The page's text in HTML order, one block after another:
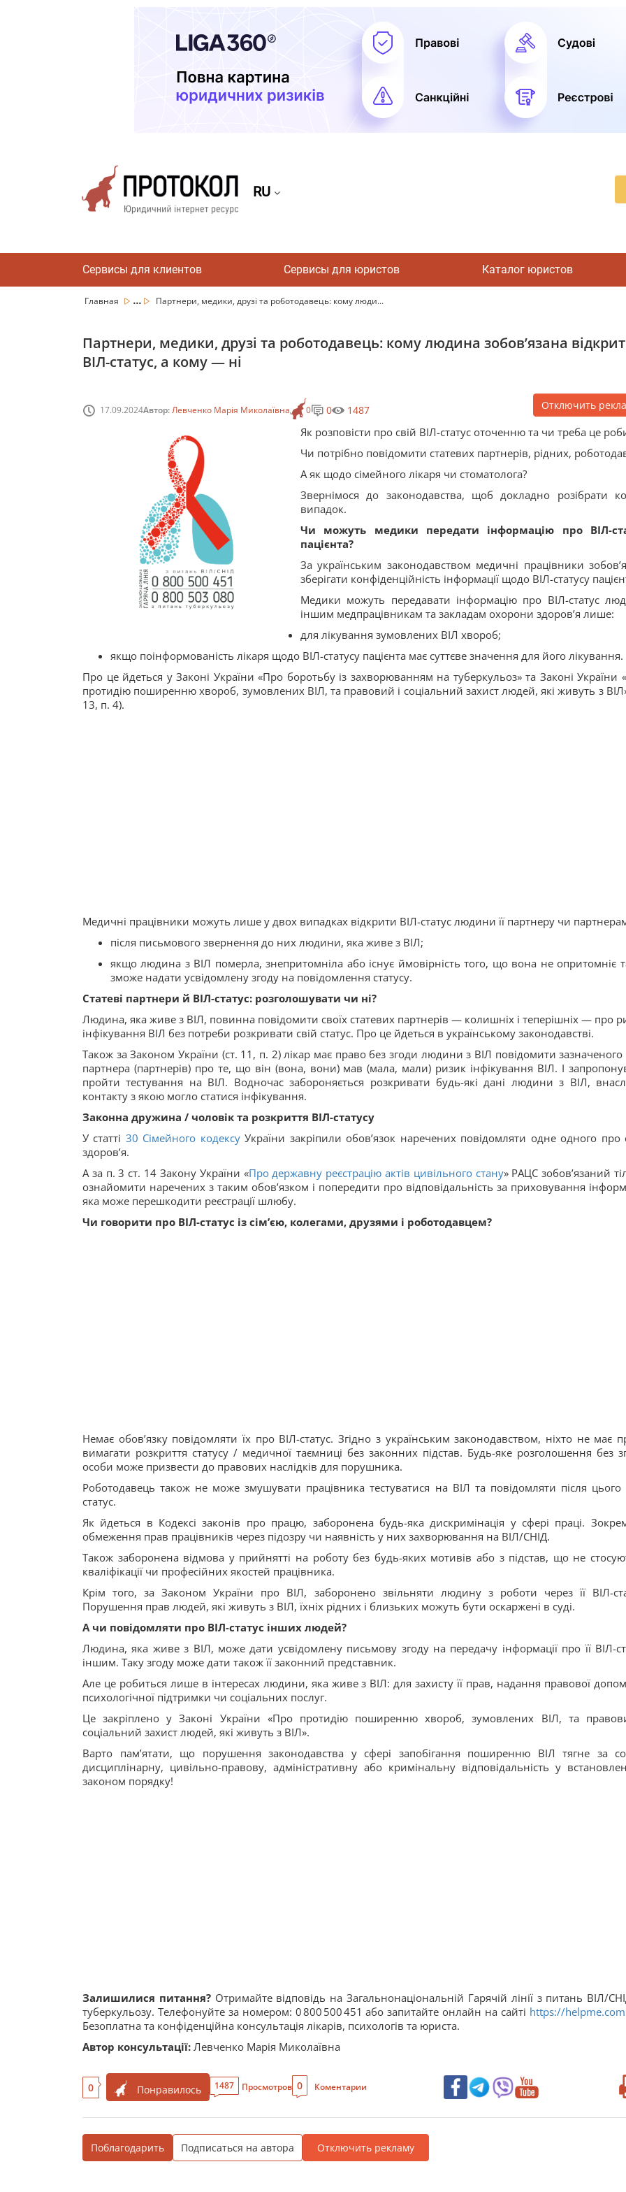
RU
Сервисы для клиентов Сервисы для юристов Каталог юристов
Главная ... Партнери, медики, друзі та роботодавець: кому люди...
Партнери, медики, друзі та роботодавець: кому людина зобов’язана
ВІЛ-статус, а кому — ні
17.09.2024Автор:Левченко Марія Миколаївна 0 0 1487 Отключить
Як розповісти про свій ВІЛ-статус оточенню та чи треба це
Чи потрібно повідомити статевих партнерів, рідних,
А як щодо сімейного лікаря чи стоматолога?
Звернімося до законодавства, щоб докладно розібрати
випадок.
Чи можуть медики передати інформацію про ВІЛ-
пацієнта?
За українським законодавством медичні працівники
зберігати конфіденційність інформації щодо ВІЛ-статусу
Медики можуть передавати інформацію про ВІЛ-статус
іншим медпрацівникам та закладам охорони здоров’я лише:
для лікування зумовлених ВІЛ хвороб;
якщо поінформованість лікаря щодо ВІЛ-статусу пацієнта має суттєве значення для його лікування.
Про це йдеться у Законі України «Про боротьбу із захворюванням на туберкульоз» та Законі України
протидію поширенню хвороб, зумовлених ВІЛ, та правовий і соціальний захист людей, які живуть з
13, п. 4).
Медичні працівники можуть лише у двох випадках відкрити ВІЛ-статус людини її партнеру чи
після письмового звернення до них людини, яка живе з ВІЛ;
якщо людина з ВІЛ померла, знепритомніла або існує ймовірність того, що вона не опритомніє
зможе надати усвідомлену згоду на повідомлення статусу.
Статеві партнери й ВІЛ-статус: розголошувати чи ні?
Людина, яка живе з ВІЛ, повинна повідомити своїх статевих партнерів — колишніх і теперішніх — про
інфікування ВІЛ без потреби розкривати свій статус. Про це йдеться в українському законодавстві.
Також за Законом України (ст. 11, п. 2) лікар має право без згоди людини з ВІЛ повідомити
партнера (партнерів) про те, що він (вона, вони) мав (мала, мали) ризик інфікування ВІЛ. І
пройти тестування на ВІЛ. Водночас забороняється розкривати будь-які дані людини з ВІЛ,
контакту з якою могло статися інфікування.
Законна дружина / чоловік та розкриття ВІЛ-статусу
У статті 30 Сімейного кодексуУкраїни закріпили обов’язок наречених повідомляти одне одного про
здоров’я.
А за п. 3 ст. 14 Закону України «Про державну реєстрацію актів цивільного стану» РАЦС зобов’язаний
ознайомити наречених з таким обов’язком і попередити про відповідальність за приховування
яка може перешкодити реєстрації шлюбу.
Чи говорити про ВІЛ-статус із сім’єю, колегами, друзями і роботодавцем?
Немає обов’язку повідомляти їх про ВІЛ-статус. Згідно з українським законодавством, ніхто не має
вимагати розкриття статусу / медичної таємниці без законних підстав. Будь-яке розголошення без
особи може призвести до правових наслідків для порушника.
Роботодавець також не може змушувати працівника тестуватися на ВІЛ та повідомляти після цього
статус.
Як йдеться в Кодексі законів про працю, заборонена будь-яка дискримінація у сфері праці.
обмеження прав працівників через підозру чи наявність у них захворювання на ВІЛ/СНІД.
Також заборонена відмова у прийнятті на роботу без будь-яких мотивів або з підстав, що не
кваліфікації чи професійних якостей працівника.
Крім того, за Законом України про ВІЛ, заборонено звільняти людину з роботи через її ВІЛ-
Порушення прав людей, які живуть з ВІЛ, їхніх рідних і близьких можуть бути оскаржені в суді.
А чи повідомляти про ВІЛ-статус інших людей?
Людина, яка живе з ВІЛ, може дати усвідомлену письмову згоду на передачу інформації про її ВІЛ-
іншим. Таку згоду може дати також її законний представник.
Але це робиться лише в інтересах людини, яка живе з ВІЛ: для захисту її прав, надання правової
психологічної підтримки чи соціальних послуг.
Це закріплено у Законі України «Про протидію поширенню хвороб, зумовлених ВІЛ, та
соціальний захист людей, які живуть з ВІЛ».
Варто пам’ятати, що порушення законодавства у сфері запобігання поширенню ВІЛ тягне за
дисциплінарну, цивільно-правову, адміністративну або кримінальну відповідальність у
законом порядку!
Залишилися питання?Отримайте відповідь на Загальнонаціональній Гарячій лінії з питань ВІЛ/
туберкульозу. Телефонуйте за номером: 0 800 500 451 або запитайте онлайн на сайті https://
Безоплатна та конфіденційна консультація лікарів, психологів та юриста.
Автор консультації: Левченко Марія Миколаївна
0 Понравилось 1487 Просмотров 0 Коментарии
Поблагодарить Подписаться на автора Отключить рекламу